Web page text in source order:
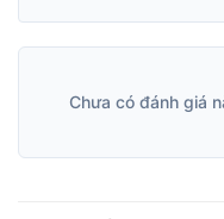
Chưa có đánh giá